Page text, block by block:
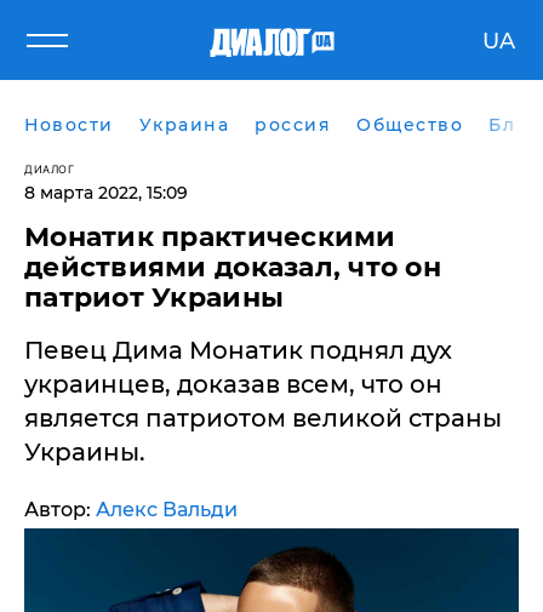
UA
Новости Украина россия Общество
ДИАЛОГ
8 марта 2022, 15:09
Монатик практическими
действиями доказал, что он
патриот Украины
Певец Дима Монатик поднял дух
украинцев, доказав всем, что он
является патриотом великой страны
Украины.
Автор: Алекс Вальди